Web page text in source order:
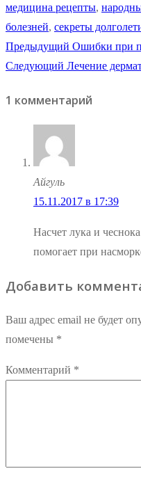
медицина рецепты,
болезней, секреты
Навигация
по
записям
Предыдущий Предыдущая
запись:
Ошибки при
Следующий Следующая
Лечение
1 комментарий
Айгуль
15.11.2017 в 17:39
Насчет лука и
помогает при
Добавить
Ваш адрес email не будет
помечены *
Комментарий *